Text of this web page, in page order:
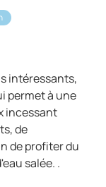
intéressants,
permet à une
incessant
de
de profiter du
salée. .